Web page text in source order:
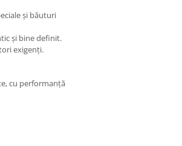
și băuturi
și bine definit.
exigenți.
cu performanță